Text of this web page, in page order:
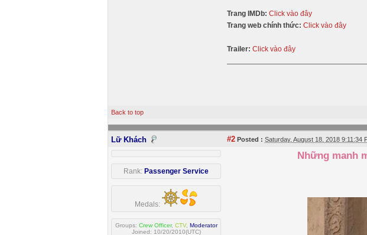
Trang IMDb: Click vào đây
Trang web chính thức: Click vào đây
Trailer: Click vào đây
Back to top
Lữ Khách #2 Posted : Saturday, August 18, 2018 9:11:34
Rank: Passenger Service
Medals:
Groups: Crew Officer, CTV, Moderator
Joined: 10/20/2010(UTC)
Những manh